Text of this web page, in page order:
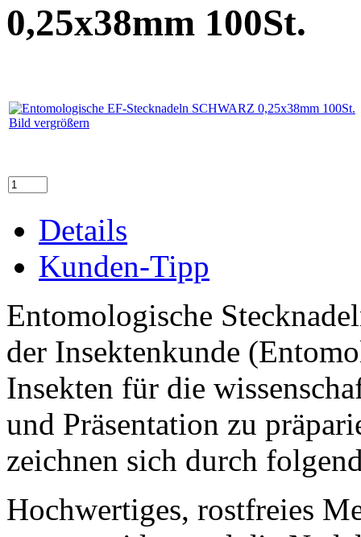
0,25x38mm 100St.
Bild vergrößern
Details
Kunden-Tipp
Entomologische
der Insektenkunde
Insekten für die
und Präsentation zu
zeichnen sich durch
Hochwertiges, rostfreies